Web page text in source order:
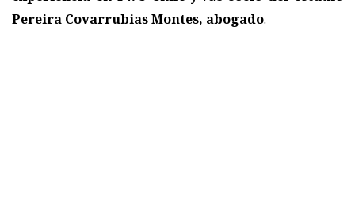
Pereira Covarrubias Montes, abogado.